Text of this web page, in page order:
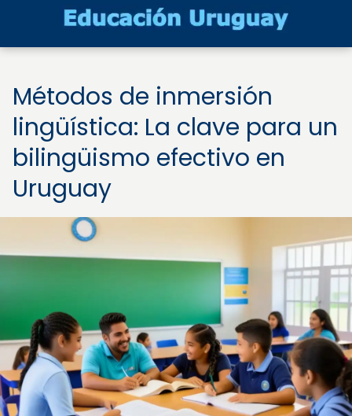
Métodos de inmersión
lingüística: La clave para un
bilingüismo efectivo en
Uruguay